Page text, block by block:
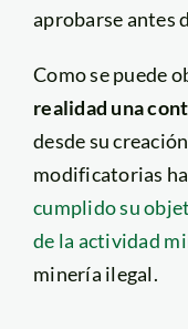
aprobarse antes
Como se puede
realidad una
desde su
modificatorias
cumplido su
de la actividad
minería ilegal.